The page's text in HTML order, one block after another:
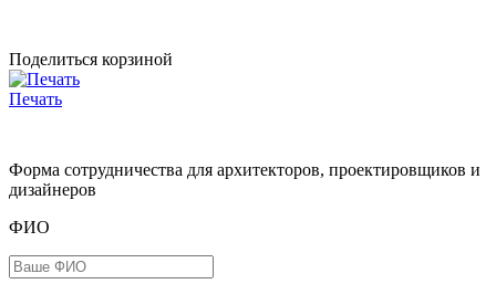
Поделиться корзиной
Печать
Форма сотрудничества для архитекторов, проектировщиков и
дизайнеров
ФИО